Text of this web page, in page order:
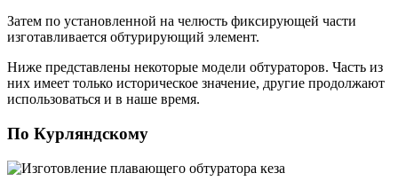
Затем по установленной на челюсть фиксирующей части
изготавливается обтурирующий элемент.
Ниже представлены некоторые модели обтураторов. Часть из
них имеет только историческое значение, другие продолжают
использоваться и в наше время.
По Курляндскому